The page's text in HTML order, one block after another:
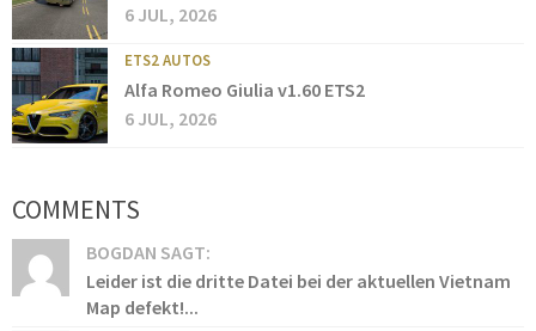
6 JUL, 2026
ETS2 AUTOS
Alfa Romeo Giulia v1.60 ETS2
6 JUL, 2026
COMMENTS
BOGDAN SAGT:
Leider ist die dritte Datei bei der aktuellen Vietnam
Map defekt!...